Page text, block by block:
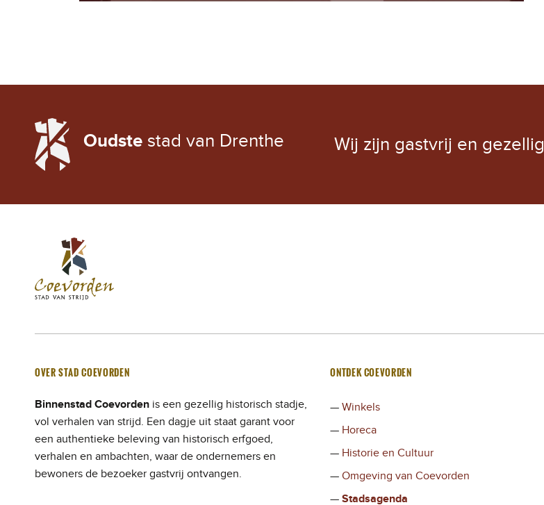
LOCAL WEATHER
Oudste stad van Drenthe Wij zijn gastvrij en gezellig
Stad Coevorden
STAD VAN STRIJD
OVER STAD COEVORDEN
Binnenstad Coevorden is een gezellig historisch stadje,
vol verhalen van strijd. Een dagje uit staat garant voor
een authentieke beleving van historisch erfgoed,
verhalen en ambachten, waar de ondernemers en
bewoners de bezoeker gastvrij ontvangen.
ONTDEK COEVORDEN
Winkels
Horeca
Historie en Cultuur
Omgeving van Coevorden
Stadsagenda